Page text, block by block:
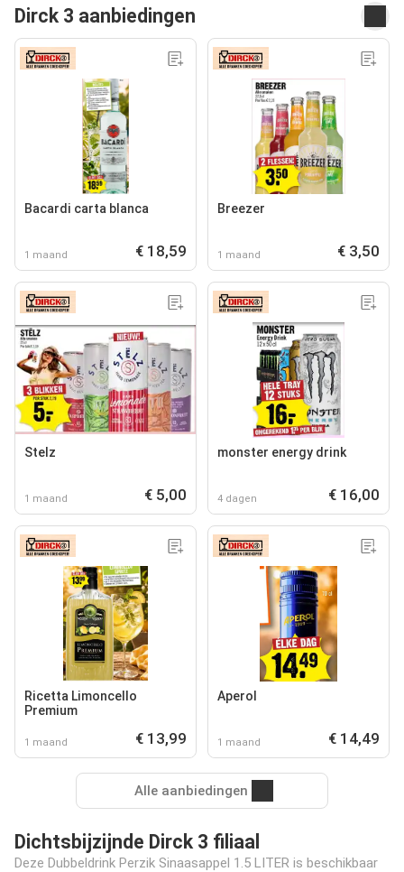
Dirck 3 aanbiedingen
Bacardi carta blanca
1 maand € 18,59
Breezer
1 maand € 3,50
Stelz
1 maand € 5,00
monster energy drink
4 dagen € 16,00
Ricetta Limoncello
Premium
1 maand € 13,99
Aperol
1 maand € 14,49
Alle aanbiedingen
Dichtsbijzijnde Dirck 3 filiaal
Deze Dubbeldrink Perzik Sinaasappel 1.5 LITER is beschikbaar